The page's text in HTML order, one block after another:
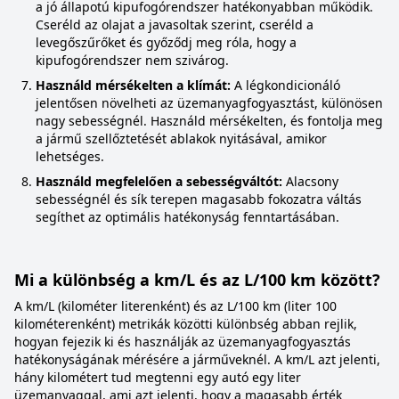
a jó állapotú kipufogórendszer hatékonyabban működik.
Cseréld az olajat a javasoltak szerint, cseréld a
levegőszűrőket és győződj meg róla, hogy a
kipufogórendszer nem szivárog.
Használd mérsékelten a klímát: A légkondicionáló
jelentősen növelheti az üzemanyagfogyasztást, különösen
nagy sebességnél. Használd mérsékelten, és fontolja meg
a jármű szellőztetését ablakok nyitásával, amikor
lehetséges.
Használd megfelelően a sebességváltót: Alacsony
sebességnél és sík terepen magasabb fokozatra váltás
segíthet az optimális hatékonyság fenntartásában.
Mi a különbség a km/L és az L/100 km között?
A km/L (kilométer literenként) és az L/100 km (liter 100
kilométerenként) metrikák közötti különbség abban rejlik,
hogyan fejezik ki és használják az üzemanyagfogyasztás
hatékonyságának mérésére a járműveknél. A km/L azt jelenti,
hány kilométert tud megtenni egy autó egy liter
üzemanyaggal, ami azt jelenti, hogy a magasabb érték